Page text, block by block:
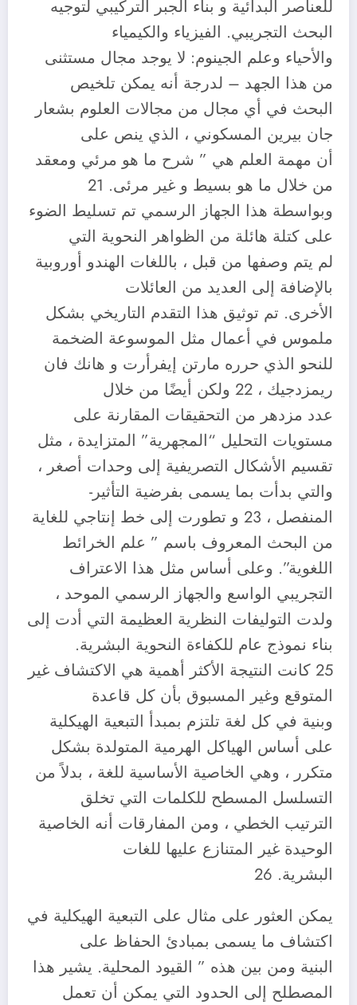
للعناصر البدائية و بناء الجبر التركيبي لتوجيه
البحث التجريبي. الفيزياء والكيمياء
والأحياء وعلم الجينوم: لا يوجد مجال مستثنى
من هذا الجهد – لدرجة أنه يمكن تلخيص
البحث في أي مجال من مجالات العلوم بشعار
جان بيرين المسكوني ، الذي ينص على
أن مهمة العلم هي ” شرح ما هو مرئي ومعقد
من خلال ما هو بسيط و غير مرئى. 21
وبواسطة هذا الجهاز الرسمي تم تسليط الضوء
على كتلة هائلة من الظواهر النحوية التي
لم يتم وصفها من قبل ، باللغات الهندو أوروبية
بالإضافة إلى العديد من العائلات
الأخرى. تم توثيق هذا التقدم التاريخي بشكل
ملموس في أعمال مثل الموسوعة الضخمة
للنحو الذي حرره مارتن إيفرأرت و هانك فان
ريمزدجيك ، 22 ولكن أيضًا من خلال
عدد مزدهر من التحقيقات المقارنة على
مستويات التحليل “المجهرية” المتزايدة ، مثل
تقسيم الأشكال التصريفية إلى وحدات أصغر ،
والتي بدأت بما يسمى بفرضية التأثير-
المنفصل ، 23 و تطورت إلى خط إنتاجي للغاية
من البحث المعروف باسم ” علم الخرائط
اللغوية”. وعلى أساس مثل هذا الاعتراف
التجريبي الواسع والجهاز الرسمي الموحد ،
ولدت التوليفات النظرية العظيمة التي أدت إلى
بناء نموذج عام للكفاءة النحوية البشرية.
25 كانت النتيجة الأكثر أهمية هي الاكتشاف غير
المتوقع وغير المسبوق بأن كل قاعدة
وبنية في كل لغة تلتزم بمبدأ التبعية الهيكلية
على أساس الهياكل الهرمية المتولدة بشكل
متكرر ، وهي الخاصية الأساسية للغة ، بدلاً من
التسلسل المسطح للكلمات التي تخلق
الترتيب الخطي ، ومن المفارقات أنه الخاصية
الوحيدة غير المتنازع عليها للغات
البشرية. 26
يمكن العثور على مثال على التبعية الهيكلية في
اكتشاف ما يسمى بمبادئ الحفاظ على
البنية ومن بين هذه ” القيود المحلية. يشير هذا
المصطلح إلى الحدود التي يمكن أن تعمل